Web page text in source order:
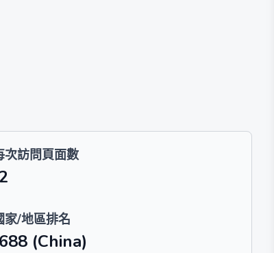
次訪問頁面數
家/地區排名
(China)